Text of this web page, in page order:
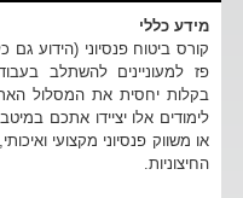
מידע כללי
קורס ביטוח פנסיוני (הידוע גם
פז למעוניינים להשתלב
בקלות יחסית את המסלול
לימודים אלו יציידו אתכם
או משווק פנסיוני מקצועי
החיצוניות.